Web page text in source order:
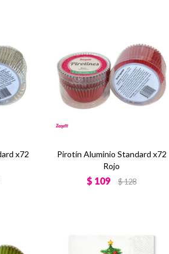
x72
Pirotín Aluminio Standard x72
Rojo
$ 109 $128